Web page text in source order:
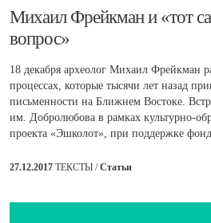
Михаил Фрейкман и «тот
вопрос»
18 декабря археолог Михаил Фрейкман
процессах, которые тысячи лет назад
письменности на Ближнем Востоке.
им. Добролюбова в рамках культурно-
проекта «Эшколот», при поддержке
27.12.2017 ТЕКСТЫ /Статьи